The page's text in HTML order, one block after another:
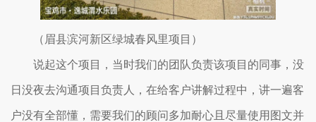
（眉县滨河新区绿城春风里项目）
说起这个项目，当时我们的团队负责该项目的同事，没
日没夜去沟通项目负责人，在给客户讲解过程中，讲一遍客
户没有全部懂，需要我们的顾问多加耐心且尽量使用图文并